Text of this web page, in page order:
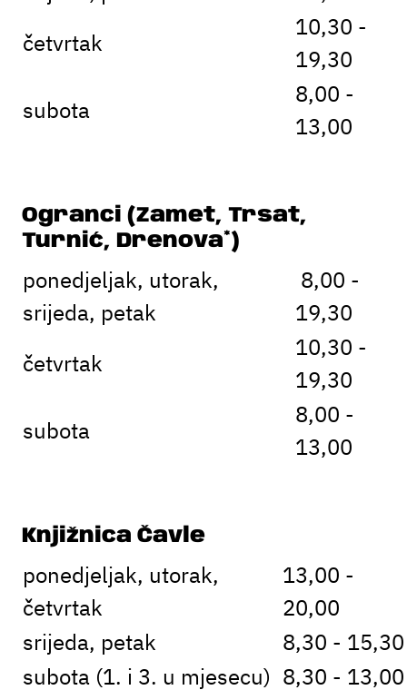
četvrtak
10,30 -
19,30
subota
8,00 -
13,00
Ogranci (Zamet, Trsat,
Turnić, Drenova*)
ponedjeljak, utorak,
srijeda, petak
8,00 -
19,30
četvrtak
10,30 -
19,30
subota
8,00 -
13,00
Knjižnica Čavle
ponedjeljak, utorak,
četvrtak
13,00 -
20,00
srijeda, petak
8,30 - 15,30
subota (1. i 3. u mjesecu) 8,30 - 13,00